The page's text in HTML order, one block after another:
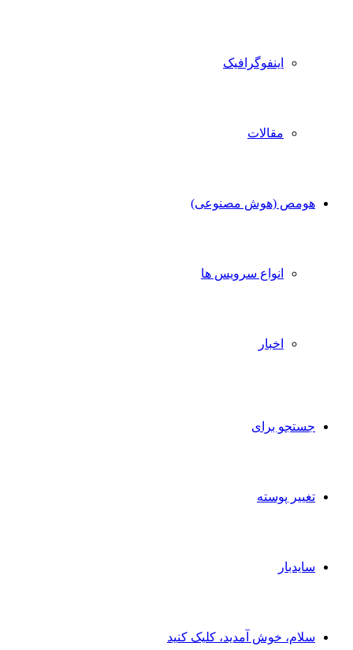
اینفوگرافیک
مقالات
هومص (هوش مصنوعی)
انواع سرویس ها
اخبار
جستجو برای
تغییر پوسته
سایدبار
سلام، خوش آمدید، کلیک کنید